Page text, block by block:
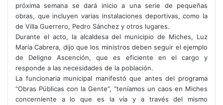
próxima semana se dará inicio a una serie de pequeñas
obras, que incluyen varias instalaciones deportivas, como la
de Villa Guerrero, Pedro Sánchez y otros lugares.
Durante el acto, la alcaldesa del municipio de Miches, Luz
María Cabrera, dijo que los ministros deben seguir el ejemplo
de Deligne Ascención, que es eficiente en el cargo y
responde a las necesidades de la población.
La funcionaria municipal manifestó que antes del programa
“Obras Públicas con la Gente”, “teníamos un caos en Miches
concerniente a lo que es la vía y a través del mismo